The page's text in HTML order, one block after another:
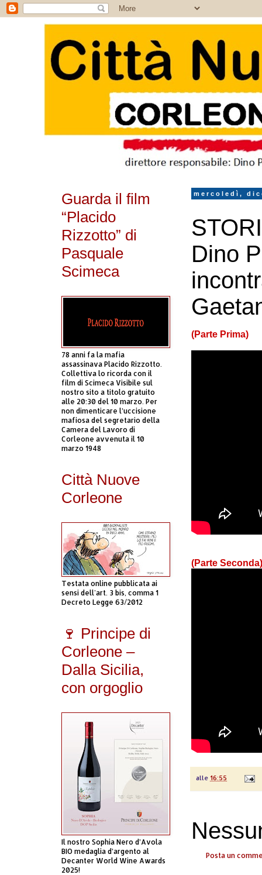
mercoledì,
Dino
(Parte Prima)
(Parte Seconda)
alle 16:55
Posta un
Guarda il film
“Placido
Rizzotto” di
Pasquale
Scimeca
78 anni fa la mafia
assassinava Placido Rizzotto.
Collettiva lo ricorda con il
film di Scimeca Visibile sul
nostro sito a titolo gratuito
alle 20:30 del 10 marzo. Per
non dimenticare l’uccisione
mafiosa del segretario della
Camera del Lavoro di
Corleone avvenuta il 10
marzo 1948
Città Nuove
Corleone
Testata online pubblicata ai
sensi dell'art. 3 bis, comma 1
Decreto Legge 63/2012
🍷 Principe di
Corleone –
Dalla Sicilia,
con orgoglio
Il nostro Sophia Nero d’Avola
BIO medaglia d’argento al
Decanter World Wine Awards
2025!